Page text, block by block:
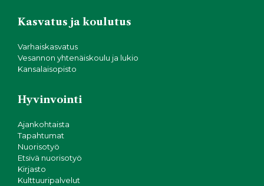
Kasvatus ja koulutus
Varhaiskasvatus
Vesannon yhtenäiskoulu ja lukio
Kansalaisopisto
Hyvinvointi
Ajankohtaista
Tapahtumat
Nuorisotyö
Etsivä nuorisotyö
Kirjasto
Kulttuuripalvelut